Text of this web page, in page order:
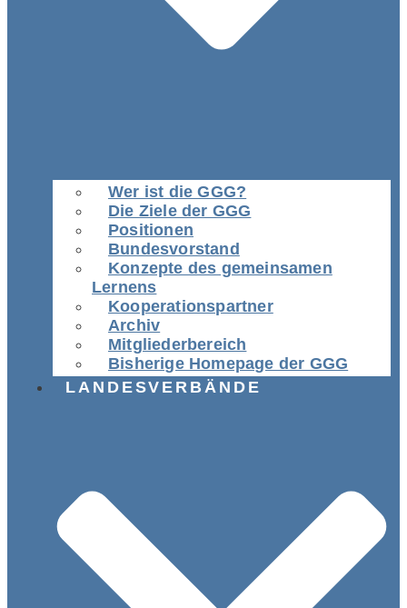
Wer ist die GGG?
Die Ziele der GGG
Positionen
Bundesvorstand
Konzepte des gemeinsamen
Lernens
Kooperationspartner
Archiv
Mitgliederbereich
Bisherige Homepage der GGG
LANDESVERBÄNDE